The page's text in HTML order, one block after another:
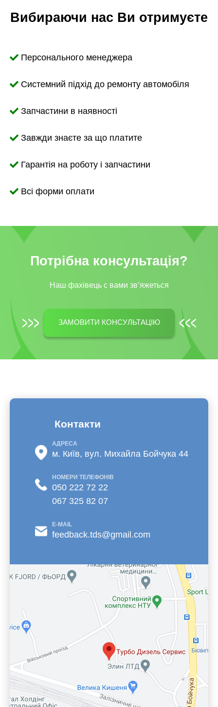
Вибираючи нас Ви отримуєте
Персонального менеджера
Системний підхід до ремонту автомобіля
Запчастини в наявності
Завжди знаєте за що платите
Гарантія на роботу і запчастини
Всі форми оплати
Потрібна консультація?
Наш фахівець c вами зв’яжеться
ЗАМОВИТИ КОНСУЛЬТАЦІЮ
Контакти
АДРЕСА
м. Київ, вул. Михайла Бойчука 44
НОМЕРИ ТЕЛЕФОНІВ
050 222 72 22
067 325 82 07
E-MAIL
feedback.tds@gmail.com